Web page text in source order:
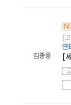
김종웅
N
[
연
[